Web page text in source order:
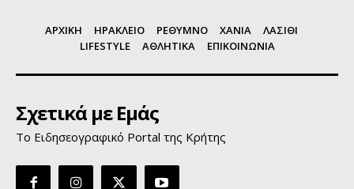
ΑΡΧΙΚΗ ΗΡΑΚΛΕΙΟ ΡΕΘΥΜΝΟ ΧΑΝΙΑ
ΛΑΣΙΘΙ
LIFESTYLE
ΑΘΛΗΤΙΚΑ ΕΠΙΚΟΙΝΩΝΙΑ
Σχετικά με Εμάς
Το Ειδησεογραφικό Portal της Κρήτης